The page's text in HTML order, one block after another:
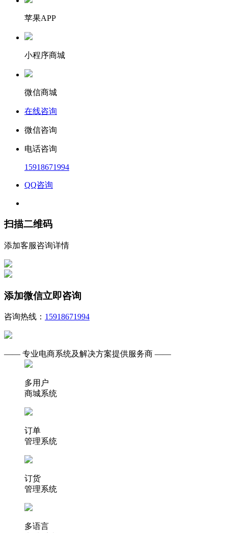
苹果APP
小程序商城
微信商城
在线咨询
微信咨询
电话咨询
15918671994
QQ咨询
扫描二维码
添加客服咨询详情
添加微信立即咨询
咨询热线： 15918671994
—— 专业电商系统及解决方案提供服务商 ——
多用户
商城系统
订单
管理系统
订货
管理系统
多语言